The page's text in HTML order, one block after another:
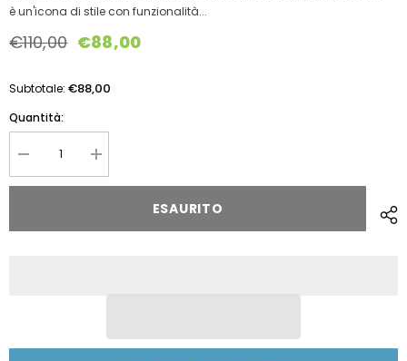
è un'icona di stile con funzionalità...
€110,00 €88,00
Subtotale: €88,00
Quantità:
Diminuire
la
quantità
zaino
66419042302462
Aumentare
la
quantità
zaino
OS
66419042302462
ESAURITO